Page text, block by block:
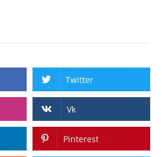
Twitter
Vk
Pinterest